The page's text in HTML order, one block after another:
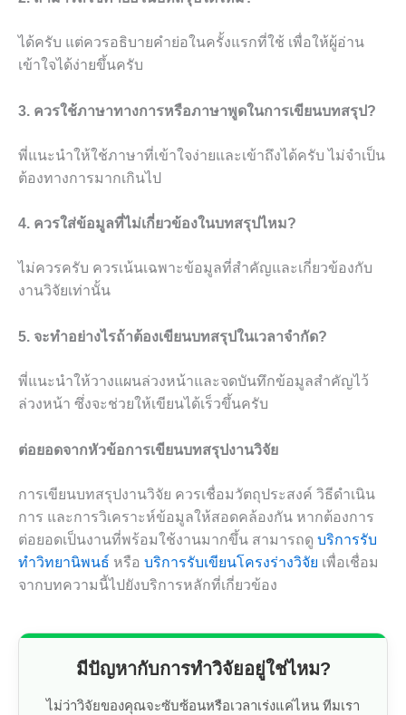
ได้ครับ แต่ควรอธิบายคำย่อในครั้งแรกที่ใช้ เพื่อให้ผู้อ่าน
เข้าใจได้ง่ายขึ้นครับ
3. ควรใช้ภาษาทางการหรือภาษาพูดในการเขียนบทสรุป?
พี่แนะนำให้ใช้ภาษาที่เข้าใจง่ายและเข้าถึงได้ครับ ไม่จำเป็น
ต้องทางการมากเกินไป
4. ควรใส่ข้อมูลที่ไม่เกี่ยวข้องในบทสรุปไหม?
ไม่ควรครับ ควรเน้นเฉพาะข้อมูลที่สำคัญและเกี่ยวข้องกับ
งานวิจัยเท่านั้น
5. จะทำอย่างไรถ้าต้องเขียนบทสรุปในเวลาจำกัด?
พี่แนะนำให้วางแผนล่วงหน้าและจดบันทึกข้อมูลสำคัญไว้
ล่วงหน้า ซึ่งจะช่วยให้เขียนได้เร็วขึ้นครับ
ต่อยอดจากหัวข้อการเขียนบทสรุปงานวิจัย
การเขียนบทสรุปงานวิจัย ควรเชื่อมวัตถุประสงค์ วิธีดำเนิน
การ และการวิเคราะห์ข้อมูลให้สอดคล้องกัน หากต้องการ
ต่อยอดเป็นงานที่พร้อมใช้งานมากขึ้น สามารถดู บริการรับ
ทำวิทยานิพนธ์ หรือ บริการรับเขียนโครงร่างวิจัย เพื่อเชื่อม
จากบทความนี้ไปยังบริการหลักที่เกี่ยวข้อง
มีปัญหากับการทำวิจัยอยู่ใช่ไหม?
ไม่ว่าวิจัยของคุณจะซับซ้อนหรือเวลาเร่งแค่ไหน ทีมเรา